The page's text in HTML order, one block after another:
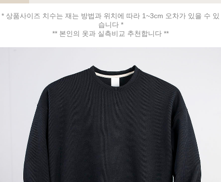
* 상품사이즈 치수는 재는 방법과 위치에 따라 1~3cm 오차가 있을 수 있
습니다 *
** 본인의 옷과 실측비교 추천합니다 **